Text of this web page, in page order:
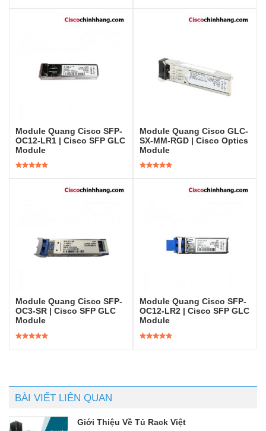
Module Quang Cisco SFP-
OC12-LR1 | Cisco SFP GLC
Module
Module Quang Cisco GLC-
SX-MM-RGD | Cisco Optics
Module
Module Quang Cisco SFP-
OC3-SR | Cisco SFP GLC
Module
Module Quang Cisco SFP-
OC12-LR2 | Cisco SFP GLC
Module
BÀI VIẾT LIÊN QUAN
Giới Thiệu Về Tủ Rack Việt